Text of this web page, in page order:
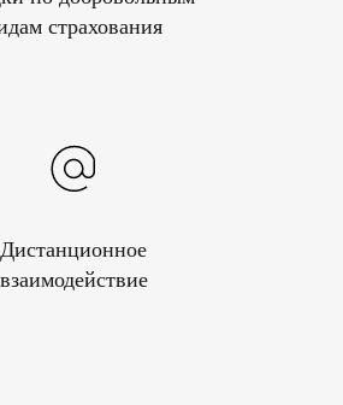
страхования
Дистанционное
взаимодействие